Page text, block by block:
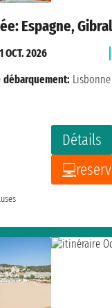
Espagne,
Détails
OCT. 2026
débarquement: Lisbonne